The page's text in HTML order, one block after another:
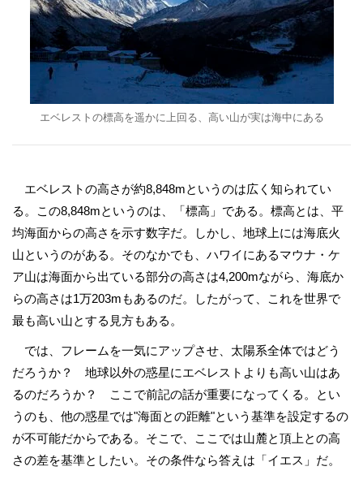
エベレストの標高を遥かに上回る、高い山が実は海中にある
エベレストの高さが約8,848mというのは広く知られてい
る。この8,848mというのは、「標高」である。標高とは、平
均海面からの高さを示す数字だ。しかし、地球上には海底火
山というのがある。そのなかでも、ハワイにあるマウナ・ケ
ア山は海面から出ている部分の高さは4,200mながら、海底か
らの高さは1万203mもあるのだ。したがって、これを世界で
最も高い山とする見方もある。
では、フレームを一気にアップさせ、太陽系全体ではどう
だろうか？ 地球以外の惑星にエベレストよりも高い山はあ
るのだろうか？ ここで前記の話が重要になってくる。とい
うのも、他の惑星では"海面との距離"という基準を設定するの
が不可能だからである。そこで、ここでは山麓と頂上との高
さの差を基準としたい。その条件なら答えは「イエス」だ。